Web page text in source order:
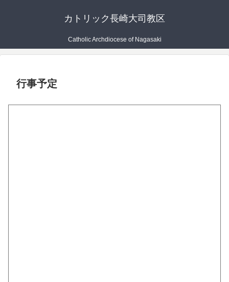
カトリック長崎大司教区
Catholic Archdiocese of Nagasaki
行事予定